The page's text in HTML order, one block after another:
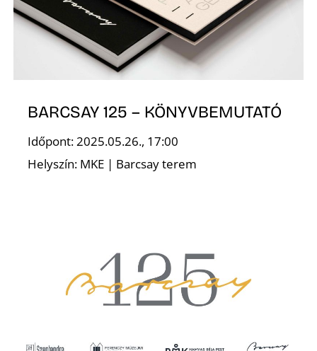
BARCSAY 125 – KÖNYVBEMUTATÓ
Időpont: 2025.05.26., 17:00
Helyszín: MKE | Barcsay terem